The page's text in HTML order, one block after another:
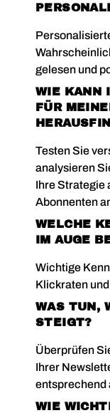
gelesen und
WIE KANN
FÜR
Testen Sie
analysieren
Ihre Strategie
Abonnenten
WELCHE
IM AUGE
Wichtige
Klickraten
WAS TUN,
STEIGT?
Überprüfen
Ihrer
entsprechend
WIE